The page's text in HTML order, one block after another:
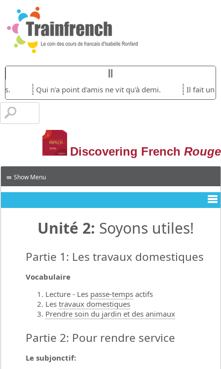
Qui n'a point d'amis ne vit qu'à demi. Il fait un
Discovering French Rouge
≡
Unité 2: Soyons utiles!
Partie 1: Les travaux domestiques
Vocabulaire
Lecture - Les passe-temps actifs
Les travaux domestiques
Prendre soin du jardin et des animaux
Partie 2: Pour rendre service
Le subjonctif: